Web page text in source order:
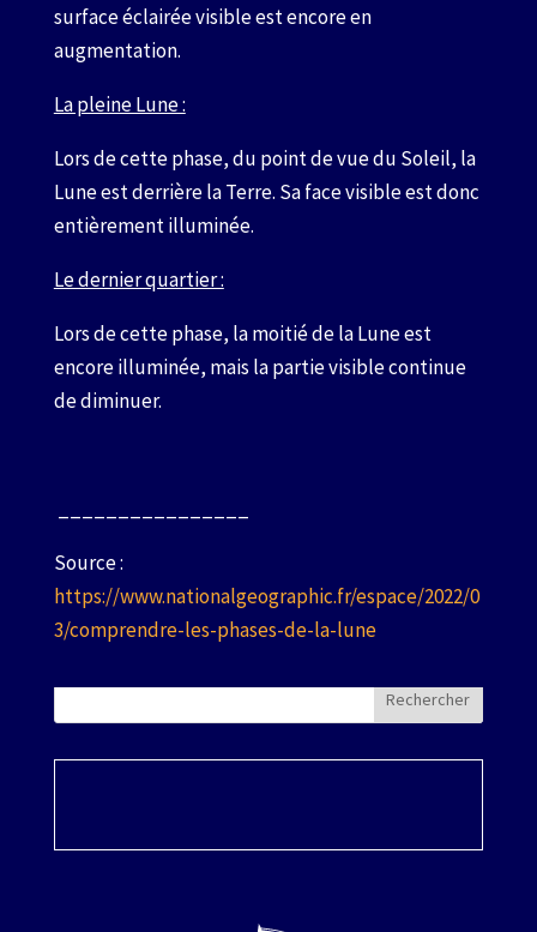
surface éclairée visible est encore en
augmentation.
La pleine Lune :
Lors de cette phase, du point de vue du Soleil, la
Lune est derrière la Terre. Sa face visible est donc
entièrement illuminée.
Le dernier quartier :
Lors de cette phase, la moitié de la Lune est
encore illuminée, mais la partie visible continue
de diminuer.
Source :
https://www.nationalgeographic.fr/espace/2022/0
3/comprendre-les-phases-de-la-lune
Rechercher